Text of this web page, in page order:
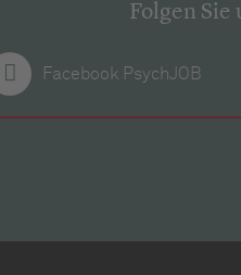
Folgen Sie
Facebook PsychJOB